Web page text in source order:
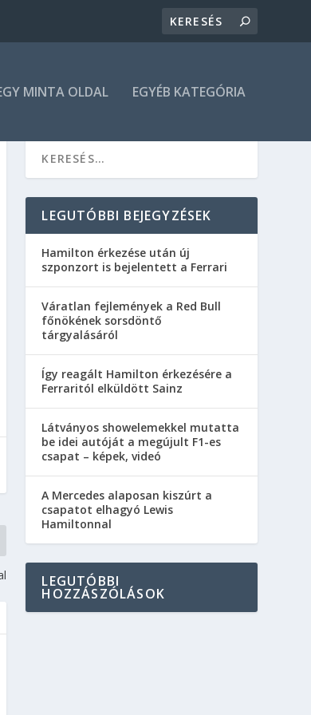
MINTA OLDAL EGYÉB KATEGÓRIA
LEGUTÓBBI BEJEGYZÉSEK
Hamilton érkezése után új
szponzort is bejelentett a Ferrari
Váratlan fejlemények a Red Bull
főnökének sorsdöntő
tárgyalásáról
Így reagált Hamilton érkezésére a
Ferraritól elküldött Sainz
Látványos showelemekkel mutatta
be idei autóját a megújult F1-es
csapat – képek, videó
A Mercedes alaposan kiszúrt a
csapatot elhagyó Lewis
Hamiltonnal
LEGUTÓBBI
HOZZÁSZÓLÁSOK